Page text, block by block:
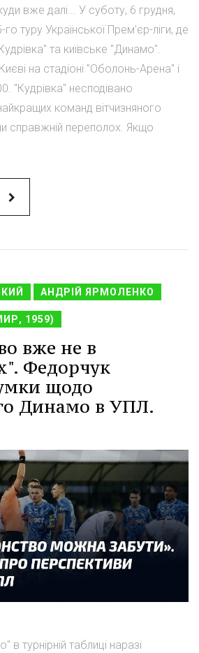
вже далі... У суботу, 6 грудня,
туру Української Прем'єр-ліги, де
та київське "Динамо".
на стадіоні "Оболонь-Арена" і
"Кудрівка" несподівано
команд вітчизняного
справжній переполох. Якщо
АНДРІЙ ЯРМОЛЕНКО
1959)
вже не в
Федорчук
щодо
Динамо в УПЛ.
в турнірній таблиці наразі